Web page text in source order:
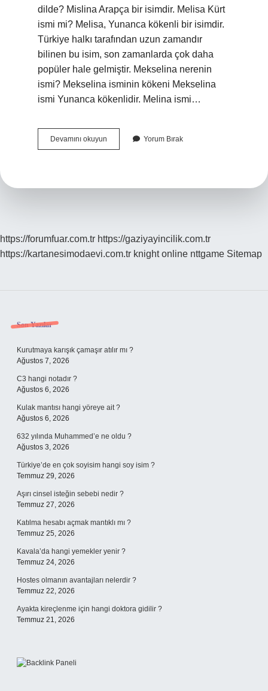
dilde? Mislina Arapça bir isimdir. Melisa Kürt
ismi mi? Melisa, Yunanca kökenli bir isimdir.
Türkiye halkı tarafından uzun zamandır
bilinen bu isim, son zamanlarda çok daha
popüler hale gelmiştir. Mekselina nerenin
ismi? Mekselina isminin kökeni Mekselina
ismi Yunanca kökenlidir. Melina ismi…
Devamını okuyun Mekselina
Kürt
Yorum Bırak
https://forumfuar.com.tr https://gaziyayincilik.com.tr
https://kartanesimodaevi.com.tr knight online nttgame Sitemap
Sidebar
Son Yazılar
Kurutmaya karışık çamaşır atılır mı ?
Ağustos 7, 2026
C3 hangi notadır ?
Ağustos 6, 2026
Kulak mantısı hangi yöreye ait ?
Ağustos 6, 2026
632 yılında Muhammed’e ne oldu ?
Ağustos 3, 2026
Türkiye’de en çok soyisim hangi soy isim ?
Temmuz 29, 2026
Aşırı cinsel isteğin sebebi nedir ?
Temmuz 27, 2026
Katılma hesabı açmak mantıklı mı ?
Temmuz 25, 2026
Kavala’da hangi yemekler yenir ?
Temmuz 24, 2026
Hostes olmanın avantajları nelerdir ?
Temmuz 22, 2026
Ayakta kireçlenme için hangi doktora gidilir ?
Temmuz 21, 2026